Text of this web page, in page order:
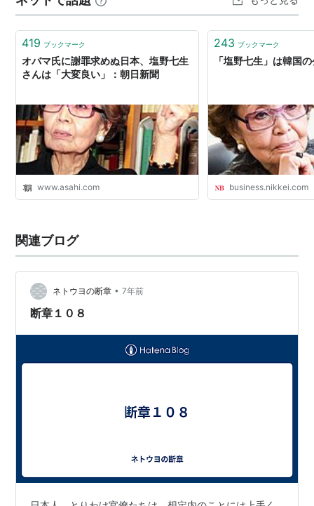
う言葉も、・・・定着しつつある」（『身銭…
419 ブックマーク
オバマ氏に謝罪求めぬ日本、塩野七生
さんは「大変良い」：朝日新聞
www.asahi.com
243 ブックマーク
「塩野七生」は韓国
business.nikkei.com
関連ブログ
ネトウヨの断章 • 7年前
断章１０８